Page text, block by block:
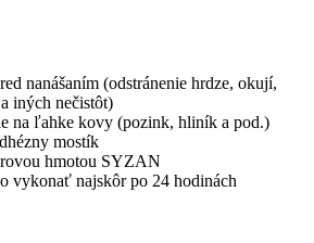
nanášaním (odstránenie hrdze, okují,
iných nečistôt)
na ľahke kovy (pozink, hliník a pod.)
mostík
hmotou SYZAN
vykonať najskôr po 24 hodinách